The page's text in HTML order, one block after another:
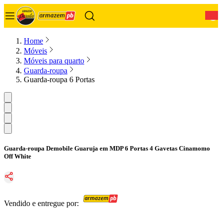
Home
Móveis
Móveis para quarto
Guarda-roupa
Guarda-roupa 6 Portas
Guarda-roupa Demobile Guaruja em MDP 6 Portas 4 Gavetas Cinamomo
Off White
Vendido e entregue por: